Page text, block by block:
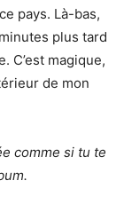
pays. Là-bas,
plus tard
C’est magique,
de mon
comme si tu te